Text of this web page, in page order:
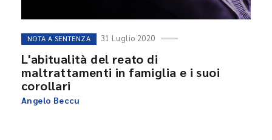
NOTA A SENTENZA 31 Luglio 2020
L'abitualità del reato di
maltrattamenti in famiglia e i suoi
corollari
Angelo Beccu